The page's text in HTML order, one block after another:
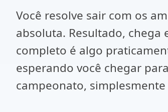
Você resolve sair com os
absoluta. Resultado, chega
completo é algo
esperando você chegar
campeonato,